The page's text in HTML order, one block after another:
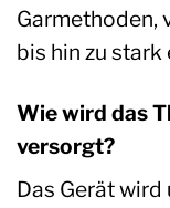
Garmethoden,
bis hin zu stark
Wie wird das
versorgt?
Das Gerät